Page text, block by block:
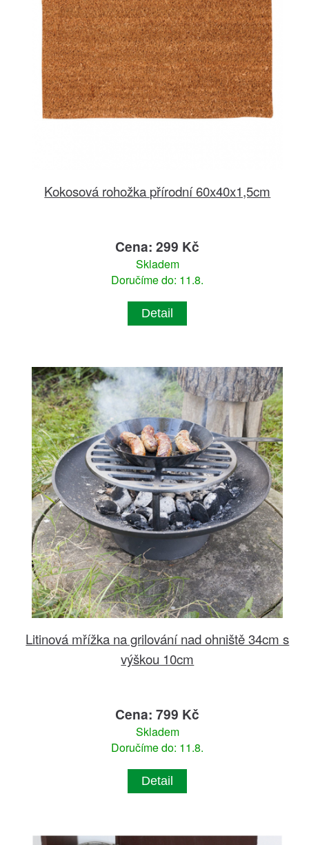
Kokosová rohožka přírodní 60x40x1,5cm
Cena: 299 Kč
Skladem
Doručíme do: 11.8.
Detail
Litinová mřížka na grilování nad ohniště 34cm s
výškou 10cm
Cena: 799 Kč
Skladem
Doručíme do: 11.8.
Detail